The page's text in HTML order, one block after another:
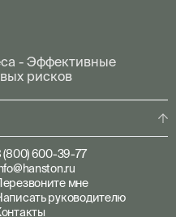
- Эффективные
рисков
(800) 600-39-77
мне
руководителю